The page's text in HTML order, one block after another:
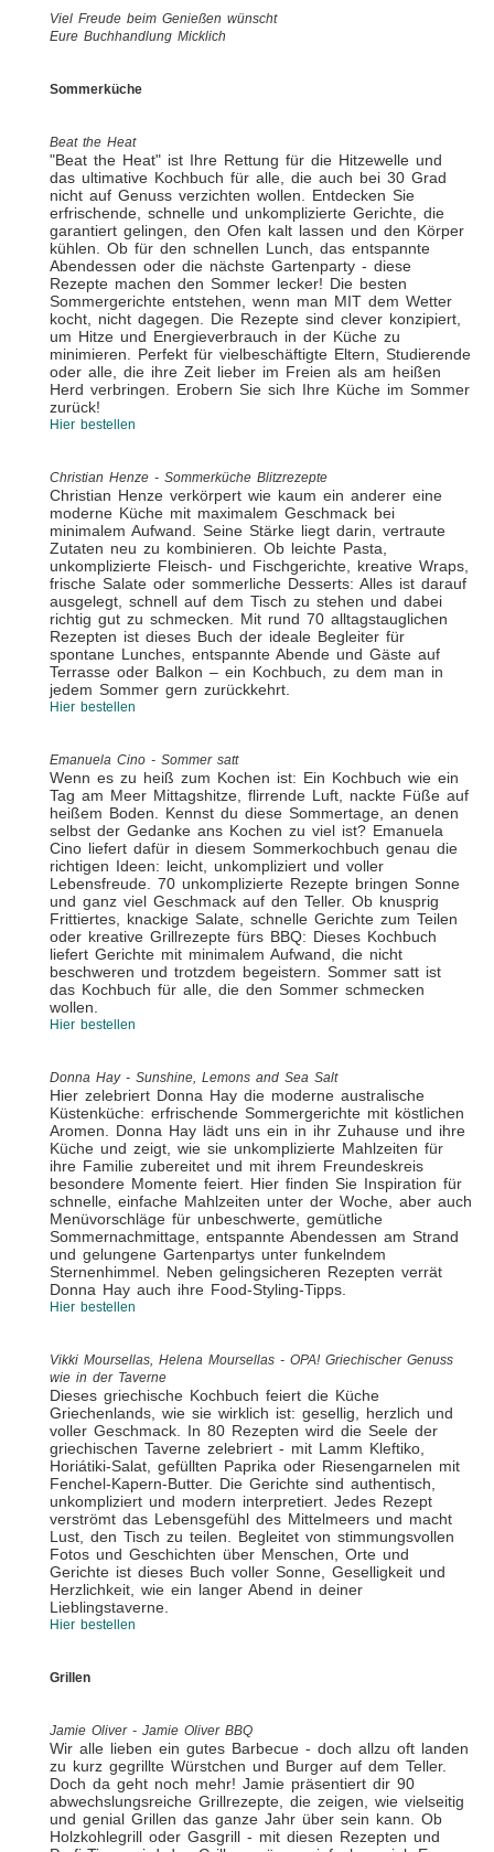
Viel Freude beim Genießen wünscht
Eure Buchhandlung Micklich
Sommerküche
Beat the Heat
"Beat the Heat" ist Ihre Rettung für die Hitzewelle und
das ultimative Kochbuch für alle, die auch bei 30 Grad
nicht auf Genuss verzichten wollen. Entdecken Sie
erfrischende, schnelle und unkomplizierte Gerichte, die
garantiert gelingen, den Ofen kalt lassen und den Körper
kühlen. Ob für den schnellen Lunch, das entspannte
Abendessen oder die nächste Gartenparty - diese
Rezepte machen den Sommer lecker! Die besten
Sommergerichte entstehen, wenn man MIT dem Wetter
kocht, nicht dagegen. Die Rezepte sind clever konzipiert,
um Hitze und Energieverbrauch in der Küche zu
minimieren. Perfekt für vielbeschäftigte Eltern, Studierende
oder alle, die ihre Zeit lieber im Freien als am heißen
Herd verbringen. Erobern Sie sich Ihre Küche im Sommer
zurück!
Hier bestellen
Christian Henze - Sommerküche Blitzrezepte
Christian Henze verkörpert wie kaum ein anderer eine
moderne Küche mit maximalem Geschmack bei
minimalem Aufwand. Seine Stärke liegt darin, vertraute
Zutaten neu zu kombinieren. Ob leichte Pasta,
unkomplizierte Fleisch- und Fischgerichte, kreative Wraps,
frische Salate oder sommerliche Desserts: Alles ist darauf
ausgelegt, schnell auf dem Tisch zu stehen und dabei
richtig gut zu schmecken. Mit rund 70 alltagstauglichen
Rezepten ist dieses Buch der ideale Begleiter für
spontane Lunches, entspannte Abende und Gäste auf
Terrasse oder Balkon – ein Kochbuch, zu dem man in
jedem Sommer gern zurückkehrt.
Hier bestellen
Emanuela Cino - Sommer satt
Wenn es zu heiß zum Kochen ist: Ein Kochbuch wie ein
Tag am Meer Mittagshitze, flirrende Luft, nackte Füße auf
heißem Boden. Kennst du diese Sommertage, an denen
selbst der Gedanke ans Kochen zu viel ist? Emanuela
Cino liefert dafür in diesem Sommerkochbuch genau die
richtigen Ideen: leicht, unkompliziert und voller
Lebensfreude. 70 unkomplizierte Rezepte bringen Sonne
und ganz viel Geschmack auf den Teller. Ob knusprig
Frittiertes, knackige Salate, schnelle Gerichte zum Teilen
oder kreative Grillrezepte fürs BBQ: Dieses Kochbuch
liefert Gerichte mit minimalem Aufwand, die nicht
beschweren und trotzdem begeistern. Sommer satt ist
das Kochbuch für alle, die den Sommer schmecken
wollen.
Hier bestellen
Donna Hay - Sunshine, Lemons and Sea Salt
Hier zelebriert Donna Hay die moderne australische
Küstenküche: erfrischende Sommergerichte mit köstlichen
Aromen. Donna Hay lädt uns ein in ihr Zuhause und ihre
Küche und zeigt, wie sie unkomplizierte Mahlzeiten für
ihre Familie zubereitet und mit ihrem Freundeskreis
besondere Momente feiert. Hier finden Sie Inspiration für
schnelle, einfache Mahlzeiten unter der Woche, aber auch
Menüvorschläge für unbeschwerte, gemütliche
Sommernachmittage, entspannte Abendessen am Strand
und gelungene Gartenpartys unter funkelndem
Sternenhimmel. Neben gelingsicheren Rezepten verrät
Donna Hay auch ihre Food-Styling-Tipps.
Hier bestellen
Vikki Moursellas, Helena Moursellas - OPA! Griechischer Genuss
wie in der Taverne
Dieses griechische Kochbuch feiert die Küche
Griechenlands, wie sie wirklich ist: gesellig, herzlich und
voller Geschmack. In 80 Rezepten wird die Seele der
griechischen Taverne zelebriert - mit Lamm Kleftiko,
Horiátiki-Salat, gefüllten Paprika oder Riesengarnelen mit
Fenchel-Kapern-Butter. Die Gerichte sind authentisch,
unkompliziert und modern interpretiert. Jedes Rezept
verströmt das Lebensgefühl des Mittelmeers und macht
Lust, den Tisch zu teilen. Begleitet von stimmungsvollen
Fotos und Geschichten über Menschen, Orte und
Gerichte ist dieses Buch voller Sonne, Geselligkeit und
Herzlichkeit, wie ein langer Abend in deiner
Lieblingstaverne.
Hier bestellen
Grillen
Jamie Oliver - Jamie Oliver BBQ
Wir alle lieben ein gutes Barbecue - doch allzu oft landen
zu kurz gegrillte Würstchen und Burger auf dem Teller.
Doch da geht noch mehr! Jamie präsentiert dir 90
abwechslungsreiche Grillrezepte, die zeigen, wie vielseitig
und genial Grillen das ganze Jahr über sein kann. Ob
Holzkohlegrill oder Gasgrill - mit diesen Rezepten und